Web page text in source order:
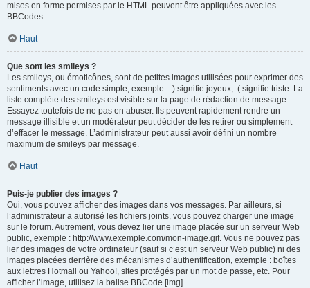
mises en forme permises par le HTML peuvent être appliquées avec les
BBCodes.
Haut
Que sont les smileys ?
Les smileys, ou émoticônes, sont de petites images utilisées pour exprimer des
sentiments avec un code simple, exemple : :) signifie joyeux, :( signifie triste. La
liste complète des smileys est visible sur la page de rédaction de message.
Essayez toutefois de ne pas en abuser. Ils peuvent rapidement rendre un
message illisible et un modérateur peut décider de les retirer ou simplement
d’effacer le message. L’administrateur peut aussi avoir défini un nombre
maximum de smileys par message.
Haut
Puis-je publier des images ?
Oui, vous pouvez afficher des images dans vos messages. Par ailleurs, si
l’administrateur a autorisé les fichiers joints, vous pouvez charger une image
sur le forum. Autrement, vous devez lier une image placée sur un serveur Web
public, exemple : http://www.exemple.com/mon-image.gif. Vous ne pouvez pas
lier des images de votre ordinateur (sauf si c’est un serveur Web public) ni des
images placées derrière des mécanismes d’authentification, exemple : boîtes
aux lettres Hotmail ou Yahoo!, sites protégés par un mot de passe, etc. Pour
afficher l’image, utilisez la balise BBCode [img].